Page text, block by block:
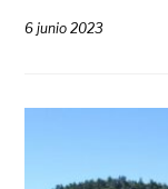
6 junio 2023